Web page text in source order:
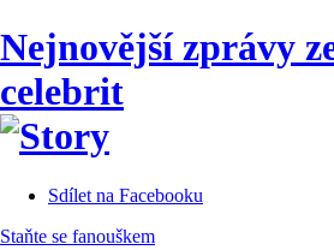
Nejnovější zprávy
celebrit
Sdílet na Facebooku
Staňte se fanouškem